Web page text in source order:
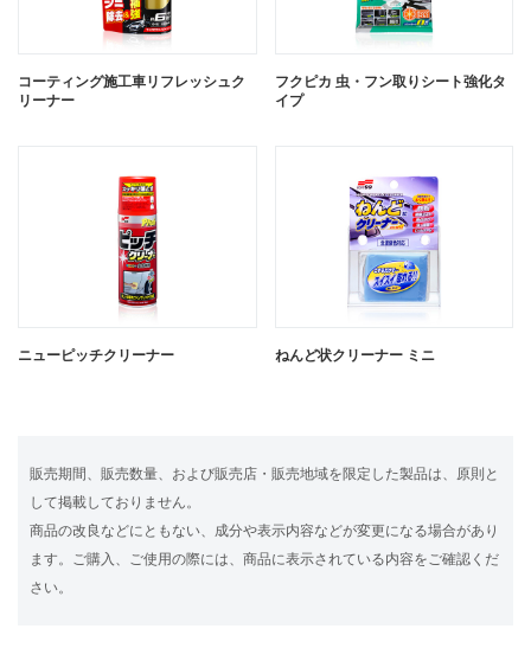
コーティング施工車リフレッシュク
リーナー
フクピカ 虫・フン取りシート強化タ
イプ
ニューピッチクリーナー ねんど状クリーナー ミニ
販売期間、販売数量、および販売店・販売地域を限定した製品は、原則と
して掲載しておりません。
商品の改良などにともない、成分や表示内容などが変更になる場合があり
ます。ご購入、ご使用の際には、商品に表示されている内容をご確認くだ
さい。